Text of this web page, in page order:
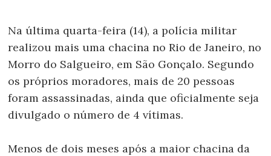
Na última quarta-feira (14), a polícia militar
realizou mais uma chacina no Rio de Janeiro, no
Morro do Salgueiro, em São Gonçalo. Segundo
os próprios moradores, mais de 20 pessoas
foram assassinadas, ainda que oficialmente seja
divulgado o número de 4 vítimas.
Menos de dois meses após a maior chacina da